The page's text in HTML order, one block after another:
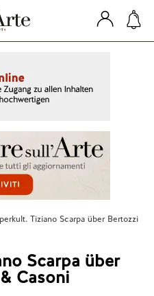
Tiziano Scarpa über Bertozzi
Scarpa über
Casoni